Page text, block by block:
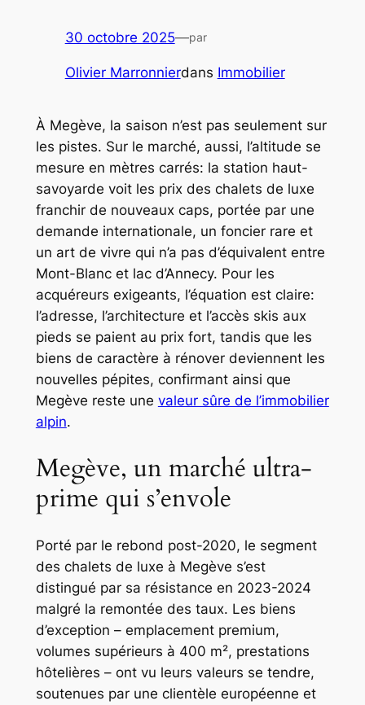
30 octobre 2025—par
Olivier Marronnierdans Immobilier
À Megève, la saison n’est pas seulement sur
les pistes. Sur le marché, aussi, l’altitude se
mesure en mètres carrés: la station haut-
savoyarde voit les prix des chalets de luxe
franchir de nouveaux caps, portée par une
demande internationale, un foncier rare et
un art de vivre qui n’a pas d’équivalent entre
Mont-Blanc et lac d’Annecy. Pour les
acquéreurs exigeants, l’équation est claire:
l’adresse, l’architecture et l’accès skis aux
pieds se paient au prix fort, tandis que les
biens de caractère à rénover deviennent les
nouvelles pépites, confirmant ainsi que
Megève reste une valeur sûre de l’immobilier
alpin.
Megève, un marché ultra-
prime qui s’envole
Porté par le rebond post-2020, le segment
des chalets de luxe à Megève s’est
distingué par sa résistance en 2023-2024
malgré la remontée des taux. Les biens
d’exception – emplacement premium,
volumes supérieurs à 400 m², prestations
hôtelières – ont vu leurs valeurs se tendre,
soutenues par une clientèle européenne et